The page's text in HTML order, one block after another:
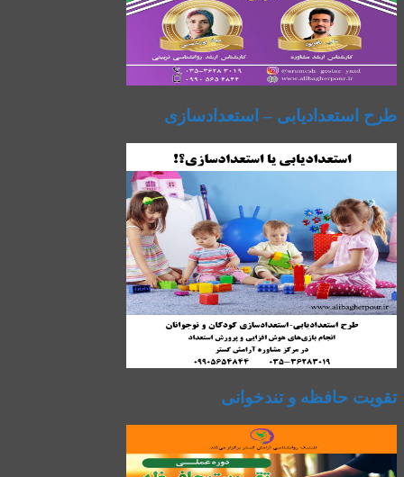
طرح استعدادیابی – استعدادسازی
تقویت حافظه و تندخوانی